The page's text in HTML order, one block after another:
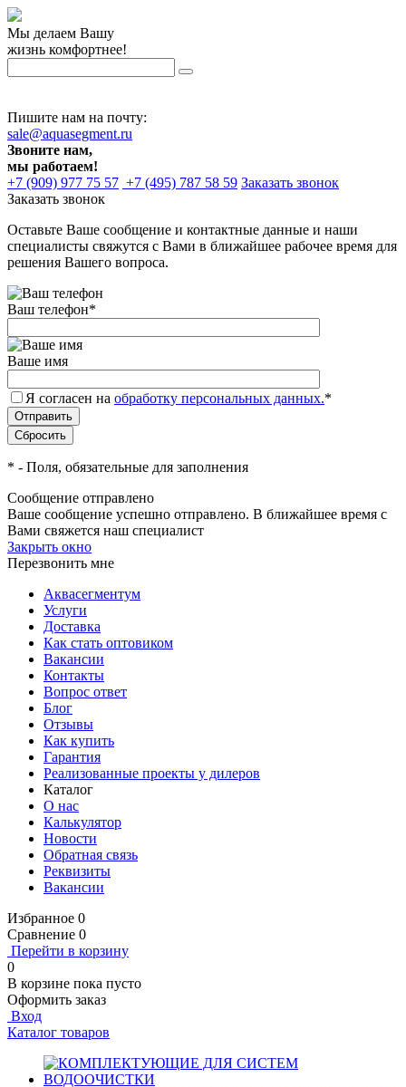
Мы делаем Вашу
жизнь комфортнее!
Пишите нам на почту:
sale@aquasegment.ru
Звоните нам,
мы работаем!
+7 (909) 977 75 57 +7 (495) 787 58 59 Заказать звонок
Заказать звонок
Оставьте Ваше сообщение и контактные данные и наши
специалисты свяжутся с Вами в ближайшее рабочее время для
решения Вашего вопроса.
Ваш телефон*
Ваше имя
Я согласен на обработку персональных данных.*
* - Поля, обязательные для заполнения
Сообщение отправлено
Ваше сообщение успешно отправлено. В ближайшее время с
Вами свяжется наш специалист
Закрыть окно
Перезвонить мне
Аквасегментум
Услуги
Доставка
Как стать оптовиком
Вакансии
Контакты
Вопрос ответ
Блог
Отзывы
Как купить
Гарантия
Реализованные проекты у дилеров
Каталог
О нас
Калькулятор
Новости
Обратная связь
Реквизиты
Вакансии
Избранное 0
Сравнение 0
Перейти в корзину
0
В корзине пока пусто
Оформить заказ
Вход
Каталог товаров